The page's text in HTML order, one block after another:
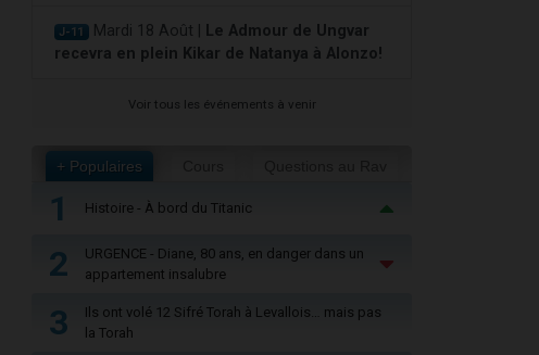
J-11 Mardi 18 Août |
Le Admour de Ungvar
recevra en plein Kikar de Natanya à Alonzo!
Voir tous les événements à venir
+ Populaires
1 Histoire - À bord du Titanic
2
URGENCE - Diane, 80 ans, en danger dans un
appartement insalubre
3
Ils ont volé 12 Sifré Torah à Levallois… mais pas
la Torah